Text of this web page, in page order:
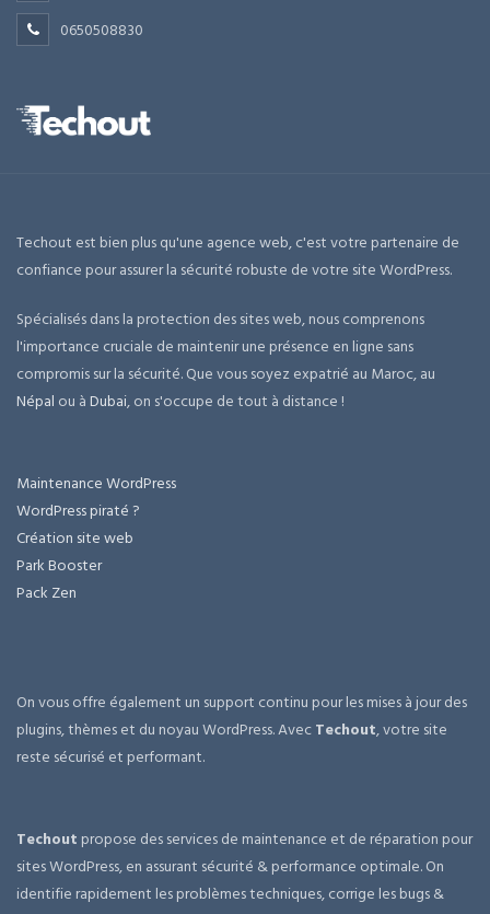
0650508830
Techout est bien plus qu'une agence web, c'est votre partenaire de
confiance pour assurer la sécurité robuste de votre site WordPress.
Spécialisés dans la protection des sites web, nous comprenons
l'importance cruciale de maintenir une présence en ligne sans
compromis sur la sécurité. Que vous soyez expatrié au Maroc, au
Népal ou àDubai, on s'occupe de tout à distance !
Maintenance WordPress
WordPress piraté ?
Création site web
Park Booster
Pack Zen
On vous offre également un support continu pour les mises à jour des
plugins, thèmes et du noyau WordPress. AvecTechout, votre site
reste sécurisé et performant.
Techout propose des services de maintenance et de réparation pour
sites WordPress, en assurant sécurité & performance optimale. On
identifie rapidement les problèmes techniques, corrige les bugs &